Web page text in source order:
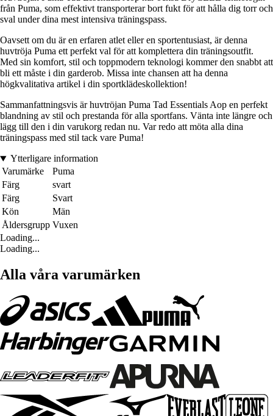
från Puma, som effektivt transporterar bort fukt för att hålla dig torr och
sval under dina mest intensiva träningspass.
Oavsett om du är en erfaren atlet eller en sportentusiast, är denna
huvtröja Puma ett perfekt val för att komplettera din träningsoutfit.
Med sin komfort, stil och toppmodern teknologi kommer den snabbt att
bli ett måste i din garderob. Missa inte chansen att ha denna
högkvalitativa artikel i din sportklädeskollektion!
Sammanfattningsvis är huvtröjan Puma Tad Essentials Aop en perfekt
blandning av stil och prestanda för alla sportfans. Vänta inte längre och
lägg till den i din varukorg redan nu. Var redo att möta alla dina
träningspass med stil tack vare Puma!
Ytterligare information
Varumärke
Puma
Färg
svart
Färg
Svart
Kön
Män
Åldersgrupp Vuxen
Loading...
Loading...
Alla våra varumärken